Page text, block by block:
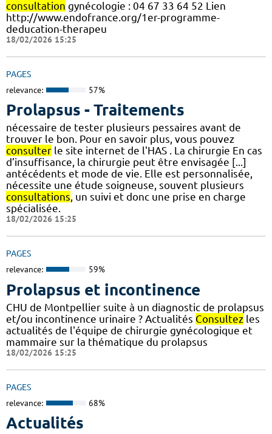
consultation gynécologie : 04 67 33 64 52 Lien
http://www.endofrance.org/1er-programme-
deducation-therapeu
18/02/2026 15:25
PAGES
relevance: 57%
Prolapsus - Traitements
nécessaire de tester plusieurs pessaires avant de
trouver le bon. Pour en savoir plus, vous pouvez
consulter le site internet de l'HAS . La chirurgie En cas
d’insuffisance, la chirurgie peut être envisagée [...]
antécédents et mode de vie. Elle est personnalisée,
nécessite une étude soigneuse, souvent plusieurs
consultations, un suivi et donc une prise en charge
spécialisée.
18/02/2026 15:25
PAGES
relevance: 59%
Prolapsus et incontinence
CHU de Montpellier suite à un diagnostic de prolapsus
et/ou incontinence urinaire ? Actualités Consultez les
actualités de l'équipe de chirurgie gynécologique et
mammaire sur la thématique du prolapsus
18/02/2026 15:25
PAGES
relevance: 68%
Actualités